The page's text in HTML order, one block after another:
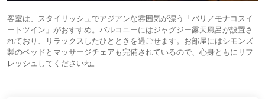
客室は、スタイリッシュでアジアンな雰囲気が漂う「バリ／モナコスイ
ートツイン」がおすすめ。バルコニーにはジャグジー露天風呂が設置さ
れており、リラックスしたひとときを過ごせます。お部屋にはシモンズ
製のベッドとマッサージチェアも完備されているので、心身ともにリフ
レッシュしてくださいね。